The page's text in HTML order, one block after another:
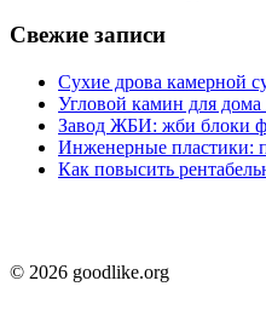
Свежие записи
Сухие дрова камерной
Угловой камин для
Завод ЖБИ: жби блоки
Инженерные пластики:
Как повысить
© 2026 goodlike.org